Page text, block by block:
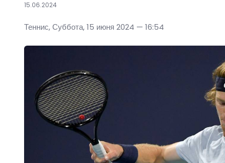
15.06.2024
Теннис, Суббота, 15 июня 2024 — 16:54